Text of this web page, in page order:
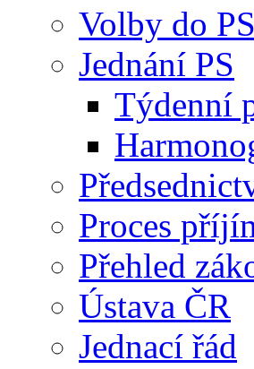
Volby do PS
Jednání PS
Týdenní
Proces
Přehled
Ústava ČR
Jednací řád